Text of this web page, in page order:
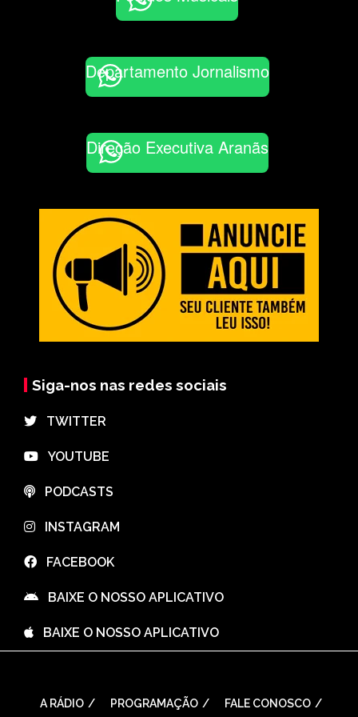
Departamento Jornalismo
Direção Executiva Aranãs
Siga-nos nas redes sociais
⠀TWITTER
⠀YOUTUBE
⠀PODCASTS
⠀INSTAGRAM
⠀FACEBOOK
⠀BAIXE O NOSSO APLICATIVO
⠀BAIXE O NOSSO APLICATIVO
A RÁDIO PROGRAMAÇÃO FALE CONOSCO